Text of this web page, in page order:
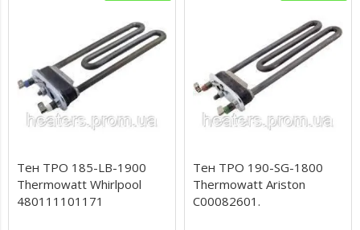
Тен TPO 185-LB-1900
Thermowatt Whirlpool
480111101171
Тен TPO 190-SG-1800
Thermowatt Ariston
C00082601.